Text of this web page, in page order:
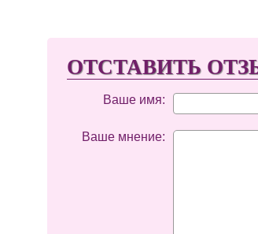
ОТСТАВИТЬ
Ваше имя:
Ваше мнение: